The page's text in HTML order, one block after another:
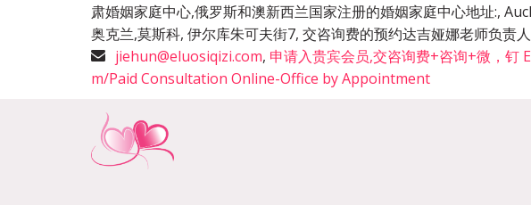
肃婚姻家庭中心,俄罗斯和澳新西兰国家注册的婚姻家庭中心地址:,
奥克兰,莫斯科, 伊尔库朱可夫街7, 交咨询费的预约达吉娅娜老师负责
jiehun@eluosiqizi.com, 申请入贵宾会员,交咨询费+咨询+微，
m/Paid Consultation Online-Office by Appointment